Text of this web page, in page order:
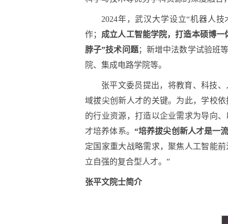
2024年，武汉大学设立“机器人
作； 成立人工智能学院，打造本硕博
脖子”技术问题；新增中法数学试验班
院、集成电路学院等。
张平文委员提出，将教育、科技
域拔尖创新人才的关键。为此，学校
的行业资源，打造以企业需求为导向
才培养体系。 “培养拔尖创新人才是一
定国家重大战略需求，聚焦人工智能
立自强的复合型人才。”
张平文院士简介